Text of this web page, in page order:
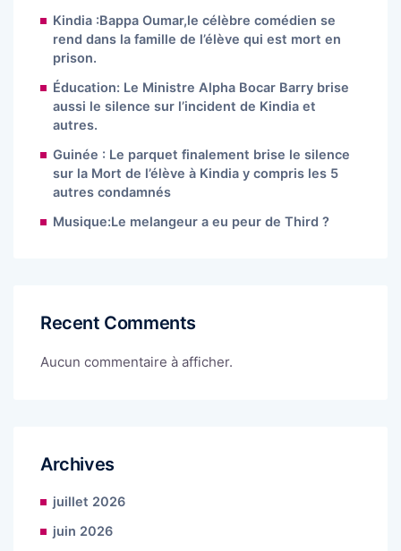
Kindia :Bappa Oumar,le célèbre comédien se
rend dans la famille de l’élève qui est mort en
prison.
Éducation: Le Ministre Alpha Bocar Barry brise
aussi le silence sur l’incident de Kindia et
autres.
Guinée : Le parquet finalement brise le silence
sur la Mort de l’élève à Kindia y compris les 5
autres condamnés
Musique:Le melangeur a eu peur de Third ?
Recent Comments
Aucun commentaire à afficher.
Archives
juillet 2026
juin 2026